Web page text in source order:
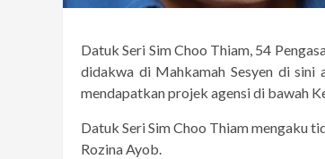
Datuk Seri Sim Choo Thiam, 54
didakwa di Mahkamah Sesyen di sini
mendapatkan projek agensi di bawah
Datuk Seri Sim Choo Thiam mengaku
Rozina Ayob.